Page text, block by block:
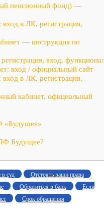
пенсионный фонд) —
в ЛК, регистрация,
— инструкция по
вход,
вход / официальный сайт
в ЛК, регистрация,
кабинет, официальный
«Будущее»
Будущее?
суд
Отстоять ваши права
Обратиться в банк
Если
Срок обращения